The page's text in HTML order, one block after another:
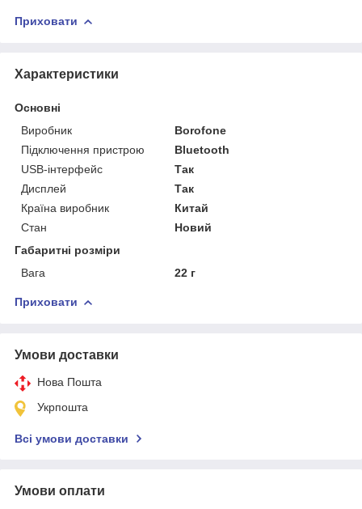
Приховати
Характеристики
Основні
Виробник
Borofone
Підключення пристрою
Bluetooth
USB-інтерфейс
Так
Дисплей
Так
Країна виробник
Китай
Стан
Новий
Габаритні розміри
Вага
22 г
Приховати
Умови доставки
Нова Пошта
Укрпошта
Всі умови доставки
Умови оплати